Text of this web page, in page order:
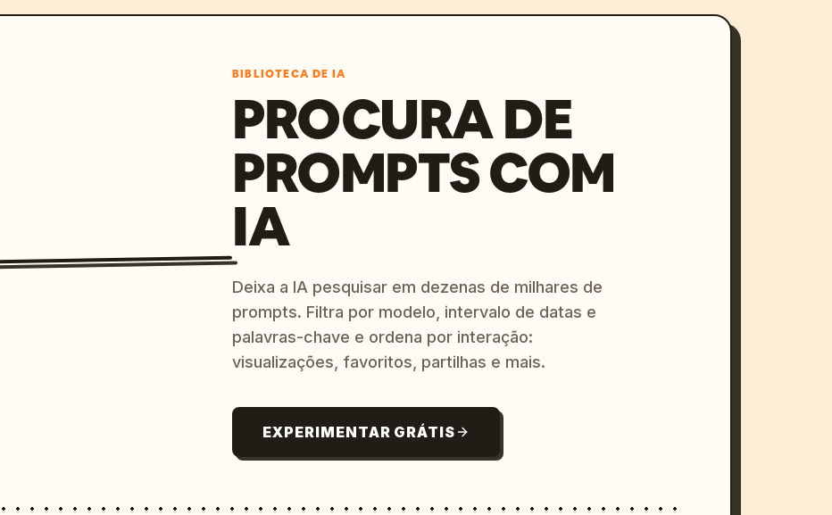
BIBLIOTECA DE IA
PROCURA DE
PROMPTS COM
IA
Deixa a IA pesquisar em dezenas de milhares de
prompts. Filtra por modelo, intervalo de datas e
palavras-chave e ordena por interação:
visualizações, favoritos, partilhas e mais.
EXPERIMENTAR GRÁTIS